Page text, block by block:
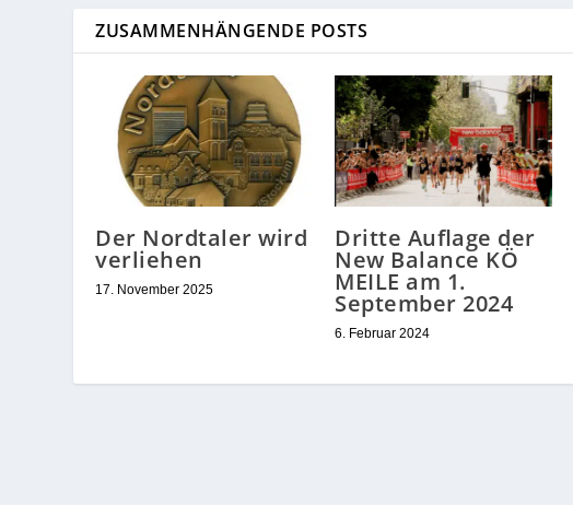
ZUSAMMENHÄNGENDE POSTS
Der Nordtaler wird
verliehen
17. November 2025
Dritte Auflage der
New Balance KÖ
MEILE am 1.
September 2024
6. Februar 2024